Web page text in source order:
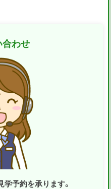
わせ
学予約を承ります。